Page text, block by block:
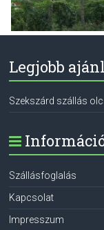
Legjobb
Szekszárd szállás
Szállásfoglalás
Kapcsolat
Impresszum